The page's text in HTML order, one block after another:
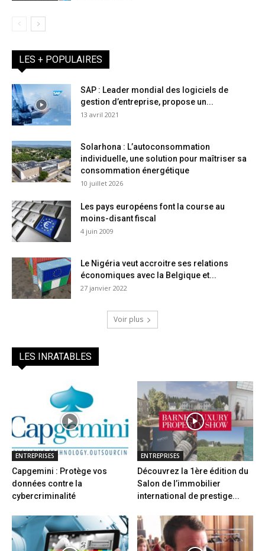
LES + POPULAIRES
SAP : Leader mondial des logiciels de
gestion d’entreprise, propose un...
13 avril 2021
Solarhona : L’autoconsommation
individuelle, une solution pour maîtriser sa
consommation énergétique
10 juillet 2026
Les pays européens font la course au
moins-disant fiscal
4 juin 2009
Le Nigéria veut accroitre ses relations
économiques avec la Belgique et...
27 janvier 2022
Voir plus
LES INRATABLES
ENTREPRISES
Capgemini : Protège vos
données contre la
cybercriminalité
ENTREPRISES
Découvrez la 1ère édition du
Salon de l’immobilier
international de prestige...